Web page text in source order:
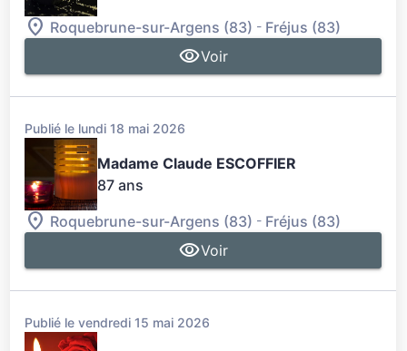
Roquebrune-sur-Argens (83) - Fréjus (83)
Voir
Publié le lundi 18 mai 2026
Madame Claude ESCOFFIER
87 ans
Roquebrune-sur-Argens (83) - Fréjus (83)
Voir
Publié le vendredi 15 mai 2026